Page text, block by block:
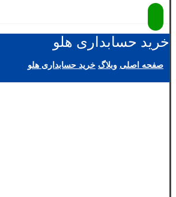
خرید حسابداری هلو
صفحه اصلی وبلاگ خرید حسابداری هلو